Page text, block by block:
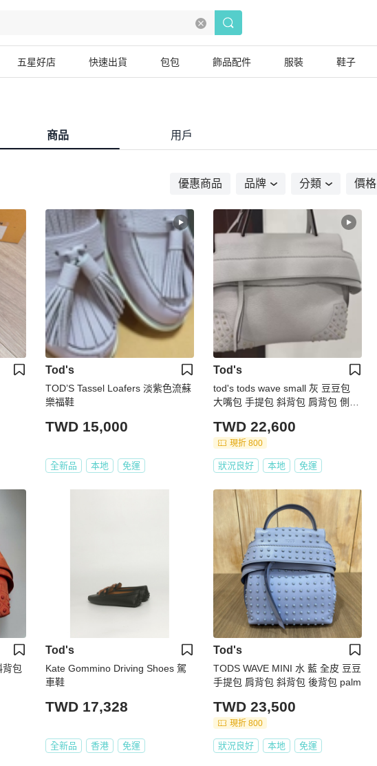
五星好店 快速出貨 包包 飾品配件 服裝 鞋子
商品 用戶
優惠商品 品牌 分類 價格
Tod's
TOD’S Tassel Loafers 淡紫色流蘇
樂福鞋
TWD 15,000
全新品 本地 免運
Tod's
tod's tods wave small 灰 豆豆包
大嘴包 手提包 斜背包 肩背包 側背
TWD 22,600
現折 800
狀況良好 本地 免運
背包
Tod's
Kate Gommino Driving Shoes 駕
車鞋
TWD 17,328
全新品 香港 免運
Tod's
TODS WAVE MINI 水 藍 全皮 豆豆
手提包 肩背包 斜背包 後背包 palm
TWD 23,500
現折 800
狀況良好 本地 免運